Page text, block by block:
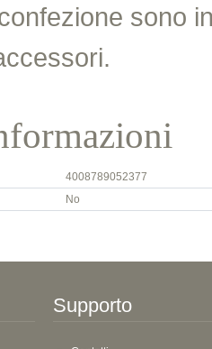
sono
4008789052377
No
Supporto